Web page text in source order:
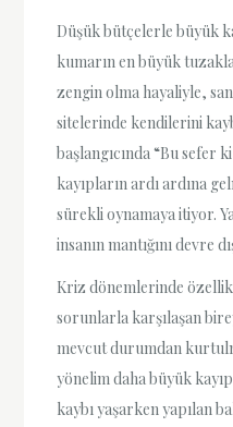
Düşük bütçelerle büyük
kumarın en büyük
zengin olma hayaliyle,
sitelerinde kendilerini
başlangıcında “Bu sefer
kayıpların ardı ardına
sürekli oynamaya itiyor.
insanın mantığını devre
Kriz dönemlerinde
sorunlarla karşılaşan
mevcut durumdan
yönelim daha büyük
kaybı yaşarken yapılan